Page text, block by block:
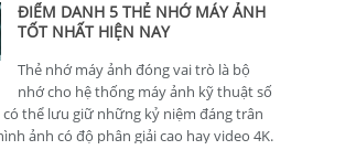
ĐIỂM DANH 5 THẺ NHỚ MÁY ẢNH
TỐT NHẤT HIỆN NAY
Thẻ nhớ máy ảnh đóng vai trò là bộ
nhớ cho hệ thống máy ảnh kỹ thuật số
có thể lưu giữ những kỷ niệm đáng trân
ảnh có độ phân giải cao hay video 4K.